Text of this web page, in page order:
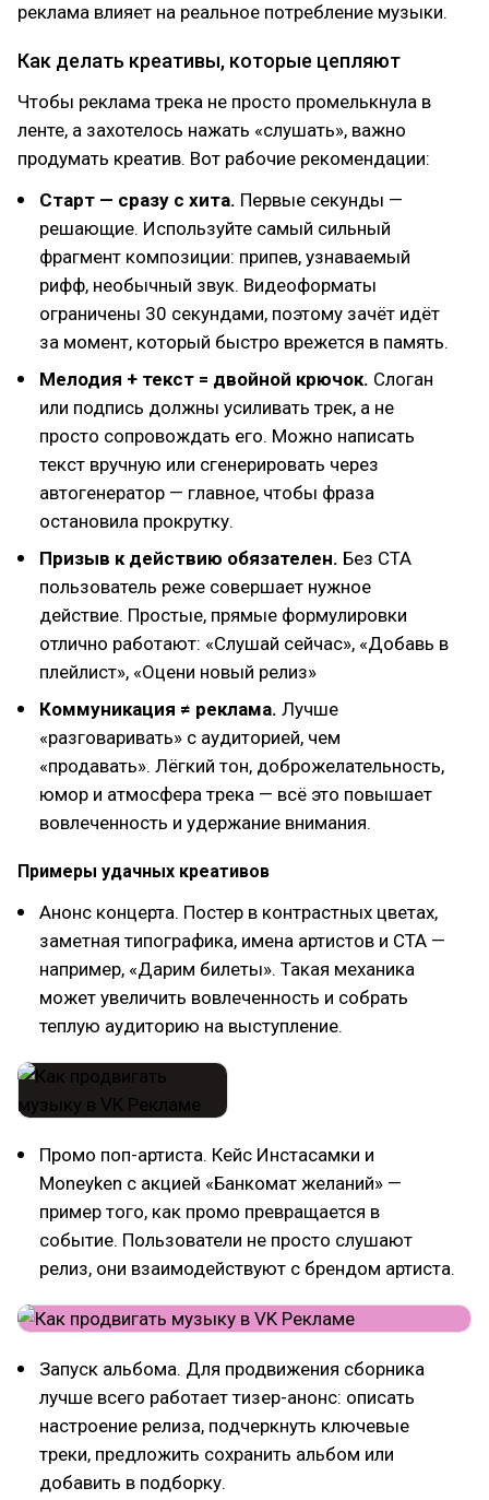
реклама влияет на реальное потребление музыки.
Как делать креативы, которые цепляют
Чтобы реклама трека не просто промелькнула в
ленте, а захотелось нажать «слушать», важно
продумать креатив. Вот рабочие рекомендации:
Старт — сразу с хита. Первые секунды —
решающие. Используйте самый сильный
фрагмент композиции: припев, узнаваемый
рифф, необычный звук. Видеоформаты
ограничены 30 секундами, поэтому зачёт идёт
за момент, который быстро врежется в память.
Мелодия + текст = двойной крючок. Слоган
или подпись должны усиливать трек, а не
просто сопровождать его. Можно написать
текст вручную или сгенерировать через
автогенератор — главное, чтобы фраза
остановила прокрутку.
Призыв к действию обязателен. Без CTA
пользователь реже совершает нужное
действие. Простые, прямые формулировки
отлично работают: «Слушай сейчас», «Добавь в
плейлист», «Оцени новый релиз»
Коммуникация ≠ реклама. Лучше
«разговаривать» с аудиторией, чем
«продавать». Лёгкий тон, доброжелательность,
юмор и атмосфера трека — всё это повышает
вовлеченность и удержание внимания.
Примеры удачных креативов
Анонс концерта. Постер в контрастных цветах,
заметная типографика, имена артистов и CTA —
например, «Дарим билеты». Такая механика
может увеличить вовлеченность и собрать
теплую аудиторию на выступление.
Промо поп-артиста. Кейс Инстасамки и
Moneyken с акцией «Банкомат желаний» —
пример того, как промо превращается в
событие. Пользователи не просто слушают
релиз, они взаимодействуют с брендом артиста.
Запуск альбома. Для продвижения сборника
лучше всего работает тизер-анонс: описать
настроение релиза, подчеркнуть ключевые
треки, предложить сохранить альбом или
добавить в подборку.